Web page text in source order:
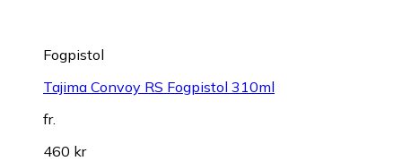
Fogpistol
Tajima Convoy RS Fogpistol 310ml
fr.
460 kr